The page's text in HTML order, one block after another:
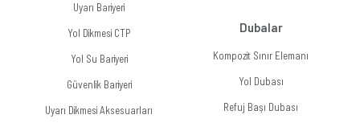
Uyarı Bariyeri
Yol Dikmesi CTP
Yol Su Bariyeri
Güvenlik Bariyeri
Uyarı Dikmesi Aksesuarları
Dubalar
Kompozit Sınır Elemanı
Yol Dubası
Refuj Başı Dubası